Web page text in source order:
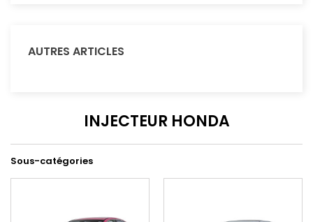
AUTRES ARTICLES
INJECTEUR HONDA
Sous-catégories